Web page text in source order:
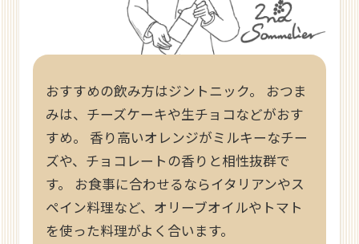
おすすめの飲み方はジントニック。 おつま
みは、チーズケーキや生チョコなどがおす
すめ。 香り高いオレンジがミルキーなチー
ズや、チョコレートの香りと相性抜群で
す。 お食事に合わせるならイタリアンやス
ペイン料理など、オリーブオイルやトマト
を使った料理がよく合います。